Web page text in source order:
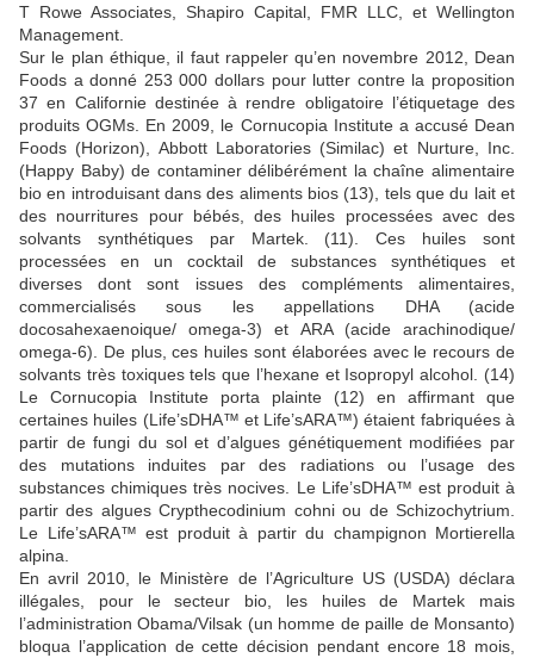
T Rowe Associates, Shapiro Capital, FMR LLC, et Wellington
Management.
Sur le plan éthique, il faut rappeler qu’en novembre 2012, Dean
Foods a donné 253 000 dollars pour lutter contre la proposition
37 en Californie destinée à rendre obligatoire l’étiquetage des
produits OGMs. En 2009, le Cornucopia Institute a accusé Dean
Foods (Horizon), Abbott Laboratories (Similac) et Nurture, Inc.
(Happy Baby) de contaminer délibérément la chaîne alimentaire
bio en introduisant dans des aliments bios (13), tels que du lait et
des nourritures pour bébés, des huiles processées avec des
solvants synthétiques par Martek. (11). Ces huiles sont
processées en un cocktail de substances synthétiques et
diverses dont sont issues des compléments alimentaires,
commercialisés sous les appellations DHA (acide
docosahexaenoique/ omega-3) et ARA (acide arachinodique/
omega-6). De plus, ces huiles sont élaborées avec le recours de
solvants très toxiques tels que l’hexane et Isopropyl alcohol. (14)
Le Cornucopia Institute porta plainte (12) en affirmant que
certaines huiles (Life’sDHA™ et Life’sARA™) étaient fabriquées à
partir de fungi du sol et d’algues génétiquement modifiées par
des mutations induites par des radiations ou l’usage des
substances chimiques très nocives. Le Life’sDHA™ est produit à
partir des algues Crypthecodinium cohni ou de Schizochytrium.
Le Life’sARA™ est produit à partir du champignon Mortierella
alpina.
En avril 2010, le Ministère de l’Agriculture US (USDA) déclara
illégales, pour le secteur bio, les huiles de Martek mais
l’administration Obama/Vilsak (un homme de paille de Monsanto)
bloqua l’application de cette décision pendant encore 18 mois,